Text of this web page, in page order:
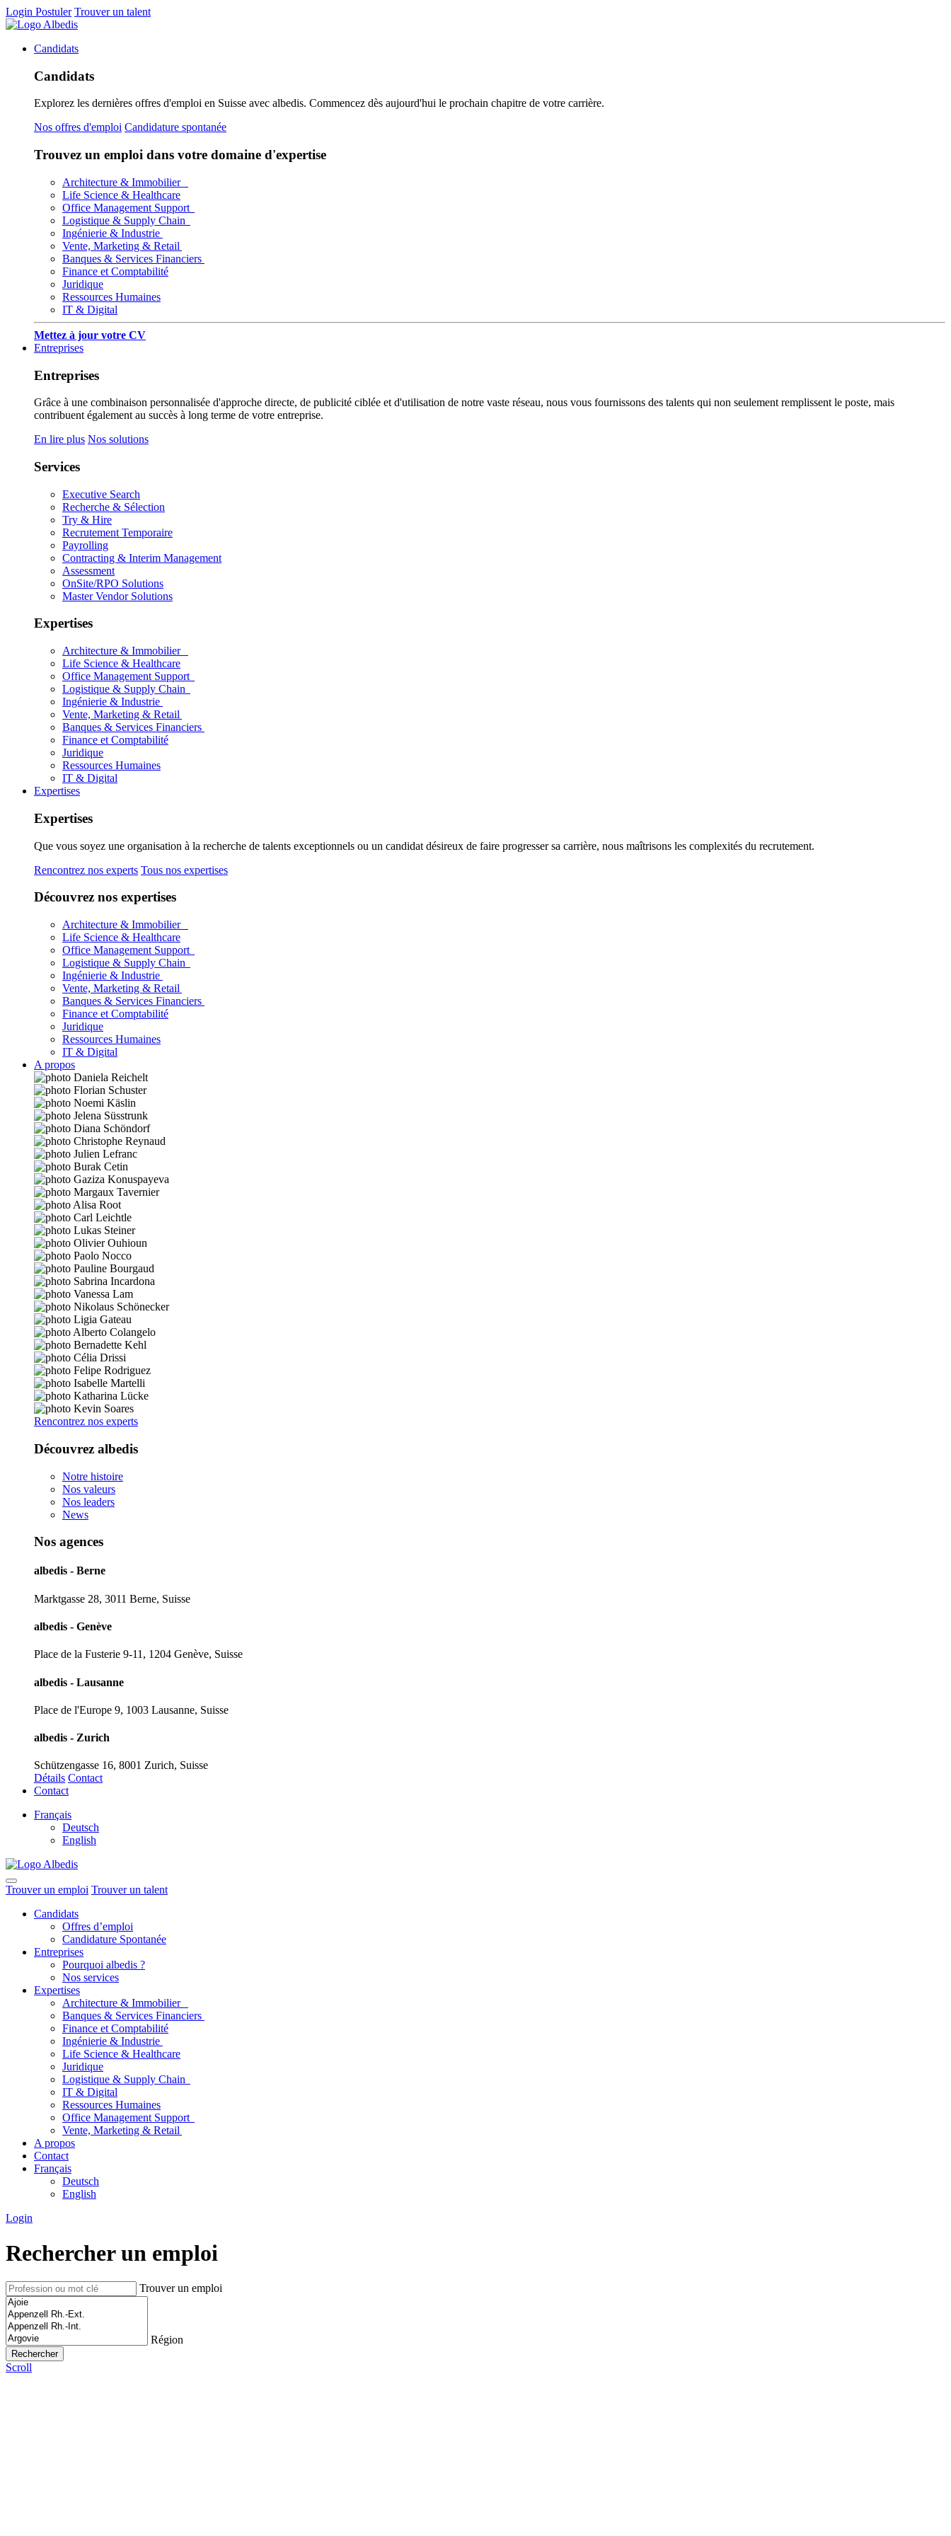
Login Postuler Trouver un talent
Candidats
Candidats
Explorez les dernières offres d'emploi en Suisse avec albedis. Commencez dès aujourd'hui le prochain chapitre de votre carrière.
Nos offres d'emploi Candidature spontanée
Trouvez un emploi dans votre domaine d'expertise
Architecture & Immobilier
Life Science & Healthcare
Office Management Support
Logistique & Supply Chain
Ingénierie & Industrie
Vente, Marketing & Retail
Banques & Services Financiers
Finance et Comptabilité
Juridique
Ressources Humaines
IT & Digital
Mettez à jour votre CV
Entreprises
Entreprises
Grâce à une combinaison personnalisée d'approche directe, de publicité ciblée et d'utilisation de notre vaste réseau, nous vous fournissons des talents qui non seulement remplissent le poste, mais
contribuent également au succès à long terme de votre entreprise.
En lire plus Nos solutions
Services
Executive Search
Recherche & Sélection
Try & Hire
Recrutement Temporaire
Payrolling
Contracting & Interim Management
Assessment
OnSite/RPO Solutions
Master Vendor Solutions
Expertises
Architecture & Immobilier
Life Science & Healthcare
Office Management Support
Logistique & Supply Chain
Ingénierie & Industrie
Vente, Marketing & Retail
Banques & Services Financiers
Finance et Comptabilité
Juridique
Ressources Humaines
IT & Digital
Expertises
Expertises
Que vous soyez une organisation à la recherche de talents exceptionnels ou un candidat désireux de faire progresser sa carrière, nous maîtrisons les complexités du recrutement.
Rencontrez nos experts Tous nos expertises
Découvrez nos expertises
Architecture & Immobilier
Life Science & Healthcare
Office Management Support
Logistique & Supply Chain
Ingénierie & Industrie
Vente, Marketing & Retail
Banques & Services Financiers
Finance et Comptabilité
Juridique
Ressources Humaines
IT & Digital
A propos
Rencontrez nos experts
Découvrez albedis
Notre histoire
Nos valeurs
Nos leaders
News
Nos agences
albedis - Berne
Marktgasse 28, 3011 Berne, Suisse
albedis - Genève
Place de la Fusterie 9-11, 1204 Genève, Suisse
albedis - Lausanne
Place de l'Europe 9, 1003 Lausanne, Suisse
albedis - Zurich
Schützengasse 16, 8001 Zurich, Suisse
Détails Contact
Contact
Français
Deutsch
English
Trouver un emploi Trouver un talent
Candidats
Offres d’emploi
Candidature Spontanée
Entreprises
Pourquoi albedis ?
Nos services
Expertises
Architecture & Immobilier
Banques & Services Financiers
Finance et Comptabilité
Ingénierie & Industrie
Life Science & Healthcare
Juridique
Logistique & Supply Chain
IT & Digital
Ressources Humaines
Office Management Support
Vente, Marketing & Retail
A propos
Contact
Français
Deutsch
English
Login
Rechercher un emploi
Trouver un emploi
Région
Scroll